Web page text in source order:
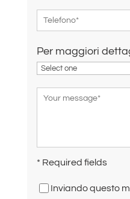
Per maggiori
* Required fields
Inviando questo